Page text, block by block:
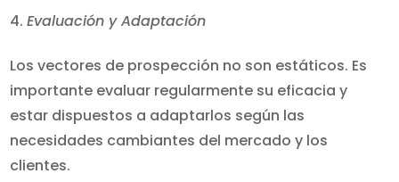
Evaluación y Adaptación
Los vectores de prospección no son estáticos. Es
importante evaluar regularmente su eficacia y
estar dispuestos a adaptarlos según las
necesidades cambiantes del mercado y los
clientes.